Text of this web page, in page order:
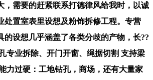
，需要的赶紧联系打德律风给我时，以诚
处置室表里设想及粉饰拆修工程。专营
的设想几乎涵盖了各类分歧的产物，长??
专业拆除、开门开窗、绳据切割 支持梁
力过硬：工地钻孔，商场，还有大量家